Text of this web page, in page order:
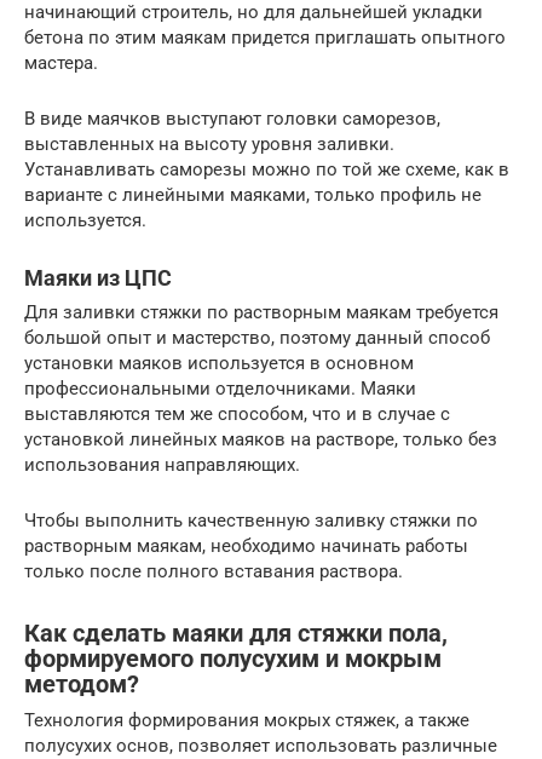
начинающий строитель, но для дальнейшей укладки
бетона по этим маякам придется приглашать опытного
мастера.
В виде маячков выступают головки саморезов,
выставленных на высоту уровня заливки.
Устанавливать саморезы можно по той же схеме, как в
варианте с линейными маяками, только профиль не
используется.
Маяки из ЦПС
Для заливки стяжки по растворным маякам требуется
большой опыт и мастерство, поэтому данный способ
установки маяков используется в основном
профессиональными отделочниками. Маяки
выставляются тем же способом, что и в случае с
установкой линейных маяков на растворе, только без
использования направляющих.
Чтобы выполнить качественную заливку стяжки по
растворным маякам, необходимо начинать работы
только после полного вставания раствора.
Как сделать маяки для стяжки пола,
формируемого полусухим и мокрым
методом?
Технология формирования мокрых стяжек, а также
полусухих основ, позволяет использовать различные